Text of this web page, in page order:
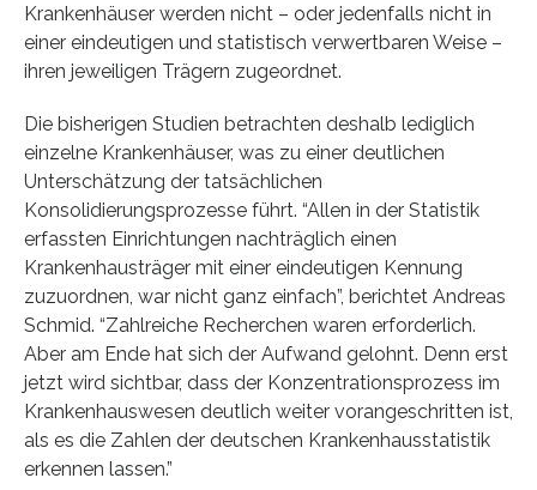
Krankenhäuser werden nicht – oder jedenfalls nicht in
einer eindeutigen und statistisch verwertbaren Weise –
ihren jeweiligen Trägern zugeordnet.
Die bisherigen Studien betrachten deshalb lediglich
einzelne Krankenhäuser, was zu einer deutlichen
Unterschätzung der tatsächlichen
Konsolidierungsprozesse führt. “Allen in der Statistik
erfassten Einrichtungen nachträglich einen
Krankenhausträger mit einer eindeutigen Kennung
zuzuordnen, war nicht ganz einfach”, berichtet Andreas
Schmid. “Zahlreiche Recherchen waren erforderlich.
Aber am Ende hat sich der Aufwand gelohnt. Denn erst
jetzt wird sichtbar, dass der Konzentrationsprozess im
Krankenhauswesen deutlich weiter vorangeschritten ist,
als es die Zahlen der deutschen Krankenhausstatistik
erkennen lassen.”